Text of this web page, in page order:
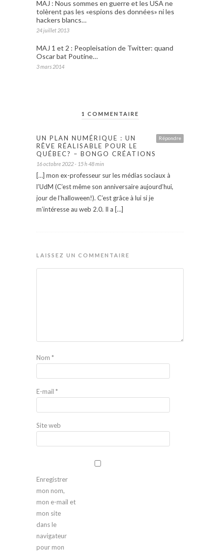
MAJ : Nous sommes en guerre et les USA ne
tolèrent pas les «espions des données» ni les
hackers blancs…
24 juillet 2013
MAJ 1 et 2 : Peopleisation de Twitter: quand
Oscar bat Poutine…
3 mars 2014
1 COMMENTAIRE
Répondre
UN PLAN NUMÉRIQUE : UN
RÊVE RÉALISABLE POUR LE
QUÉBEC? – BONGO CRÉATIONS
16 octobre 2022 - 15 h 48 min
[…] mon ex-professeur sur les médias sociaux à
l’UdM (C’est même son anniversaire aujourd’hui,
jour de l’halloween!). C’est grâce à lui si je
m’intéresse au web 2.0. Il a […]
LAISSEZ UN COMMENTAIRE
Nom *
E-mail *
Site web
Enregistrer
mon nom,
mon e-mail et
mon site
dans le
navigateur
pour mon